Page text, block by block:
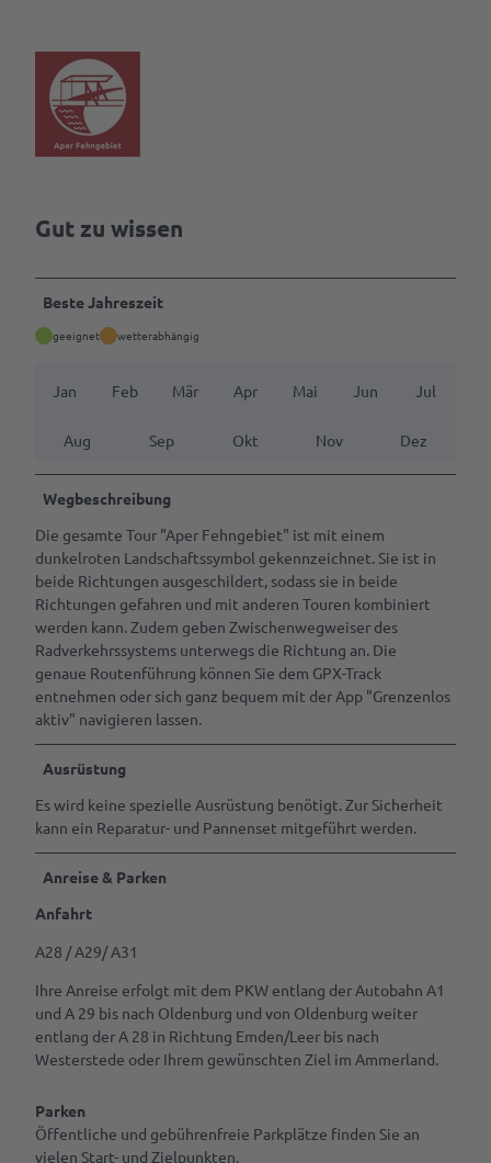
Gut zu wissen
Beste Jahreszeit
geeignet wetterabhängig
Jan Feb Mär Apr Mai Jun Jul
Aug Sep Okt Nov Dez
Wegbeschreibung
Die gesamte Tour "Aper Fehngebiet" ist mit einem
dunkelroten Landschaftssymbol gekennzeichnet. Sie ist in
beide Richtungen ausgeschildert, sodass sie in beide
Richtungen gefahren und mit anderen Touren kombiniert
werden kann. Zudem geben Zwischenwegweiser des
Radverkehrssystems unterwegs die Richtung an. Die
genaue Routenführung können Sie dem GPX-Track
entnehmen oder sich ganz bequem mit der App "Grenzenlos
aktiv" navigieren lassen.
Ausrüstung
Es wird keine spezielle Ausrüstung benötigt. Zur Sicherheit
kann ein Reparatur- und Pannenset mitgeführt werden.
Anreise & Parken
Anfahrt
A28 / A29/ A31
Ihre Anreise erfolgt mit dem PKW entlang der Autobahn A1
und A 29 bis nach Oldenburg und von Oldenburg weiter
entlang der A 28 in Richtung Emden/Leer bis nach
Westerstede oder Ihrem gewünschten Ziel im Ammerland.
Parken
Öffentliche und gebührenfreie Parkplätze finden Sie an
vielen Start- und Zielpunkten.